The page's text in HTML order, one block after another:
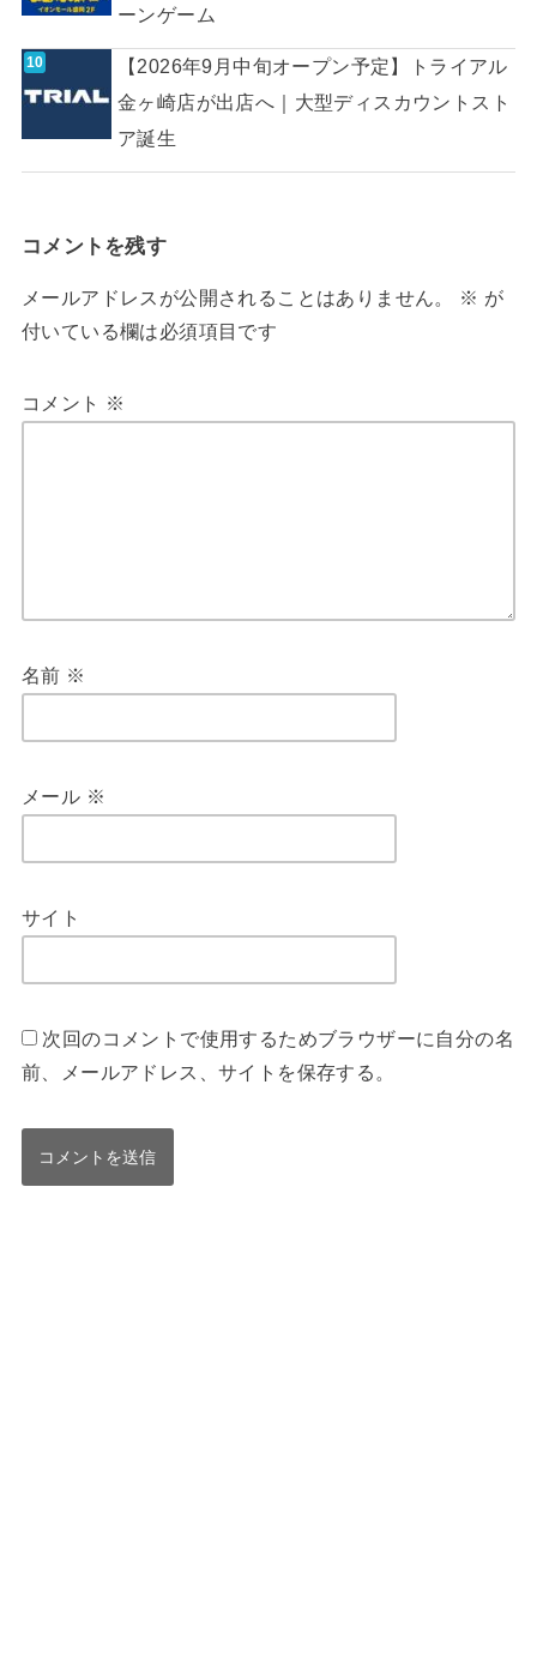
ーンゲーム
【2026年9月中旬オープン予定】トライアル
金ヶ崎店が出店へ｜大型ディスカウントスト
ア誕生
コメントを残す
メールアドレスが公開されることはありません。 ※ が
付いている欄は必須項目です
コメント ※
名前 ※
メール ※
サイト
次回のコメントで使用するためブラウザーに自分の名
前、メールアドレス、サイトを保存する。